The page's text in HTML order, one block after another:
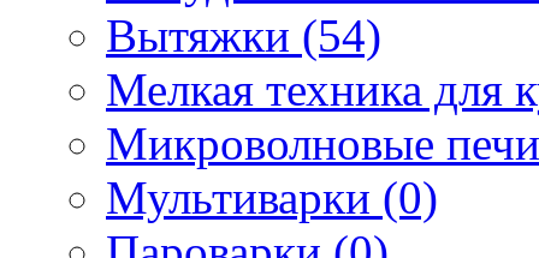
Вытяжки (54)
Мелкая техника для
Микроволновые
Мультиварки (0)